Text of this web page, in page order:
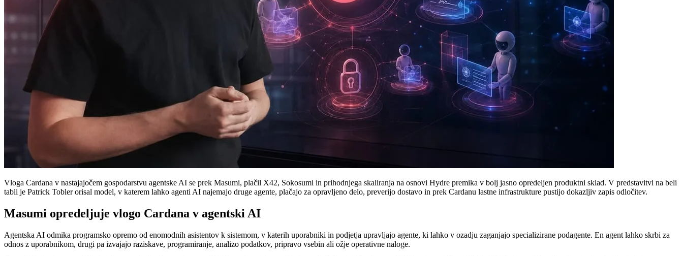
Vloga Cardana v nastajajočem gospodarstvu agentske AI se prek Masumi, plačil X42, Sokosumi in prihodnjega skaliranja na osnovi Hydre premika v bolj jasno opredeljen produktni sklad. V predstavitvi na beli
tabli je Patrick Tobler orisal model, v katerem lahko agenti AI najemajo druge agente, plačajo za opravljeno delo, preverijo dostavo in prek Cardanu lastne infrastrukture pustijo dokazljiv zapis odločitev.
Masumi opredeljuje vlogo Cardana v agentski AI
Agentska AI odmika programsko opremo od enomodnih asistentov k sistemom, v katerih uporabniki in podjetja upravljajo agente, ki lahko v ozadju zaganjajo specializirane podagente. En agent lahko skrbi za
odnos z uporabnikom, drugi pa izvajajo raziskave, programiranje, analizo podatkov, pripravo vsebin ali ožje operativne naloge.